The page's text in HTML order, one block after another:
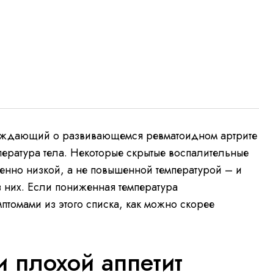
о развивающемся ревматоидном артрите
тела. Некоторые скрытые воспалительные
низкой, а не повышенной температурой – и
Если пониженная температура
из этого списка, как можно скорее
плохой аппетит